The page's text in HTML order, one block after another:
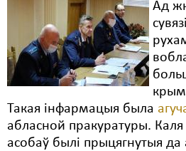
Ад
Такая інфармацыя была
абласной пракуратуры.
асобаў былі прыцягнутыя да
Дыскрымінацыя
Затрыманьні
Карная псыхіятрыя